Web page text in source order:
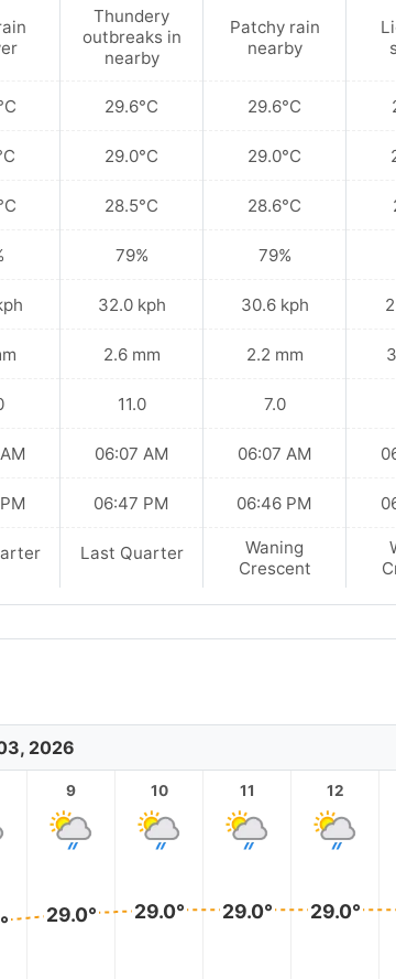
Thundery
outbreaks in
nearby
29.6°C
29.0°C
28.5°C
79%
32.0 kph
2.6 mm
11.0
06:07 AM
06:47 PM
Last Quarter
Patchy rain
nearby
29.6°C
29.0°C
28.6°C
79%
30.6 kph
2.2 mm
7.0
06:07 AM
06:46 PM
Waning
Crescent
2026
9
29.0°
10
29.0°
11
29.0°
12
29.0°